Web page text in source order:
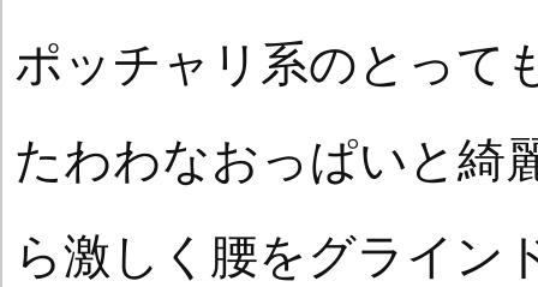
ポッチャリ系のとって
たわわなおっぱいと綺
ら激しく腰をグライン